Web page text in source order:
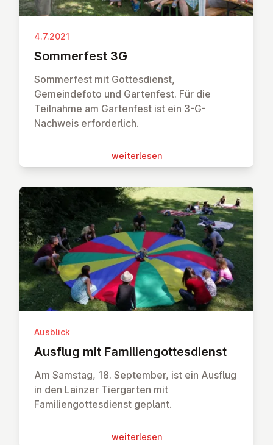
4.7.2021
Som­mer­fest 3G
Sommerfest mit Gottesdienst,
Gemeindefoto und Gartenfest. Für die
Teilnahme am Gartenfest ist ein 3-G-
Nachweis erforderlich.
wei­ter­le­sen
Ausblick
Ausflug mit Fa­mi­li­en­got­tes­dienst
Am Samstag, 18. September, ist ein Ausflug
in den Lainzer Tiergarten mit
Familiengottesdienst geplant.
wei­ter­le­sen